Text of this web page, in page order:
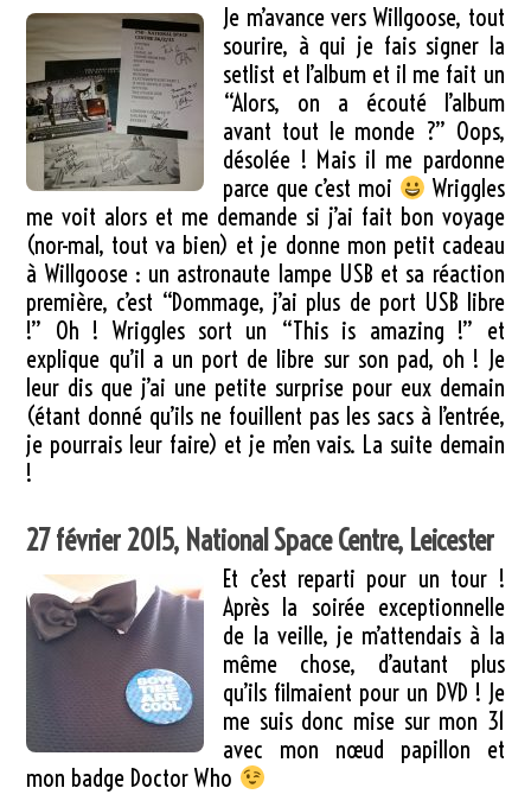
Je m’avance vers Willgoose, tout
sourire, à qui je fais signer la
setlist et l’album et il me fait un
“Alors, on a écouté l’album
avant tout le monde ?” Oops,
désolée ! Mais il me pardonne
parce que c’est moi
Wriggles
me voit alors et me demande si j’ai fait bon voyage
(nor-mal, tout va bien) et je donne mon petit cadeau
à Willgoose : un astronaute lampe USB et sa réaction
première, c’est “Dommage, j’ai plus de port USB libre
!” Oh ! Wriggles sort un “This is amazing !” et
explique qu’il a un port de libre sur son pad, oh ! Je
leur dis que j’ai une petite surprise pour eux demain
(étant donné qu’ils ne fouillent pas les sacs à l’entrée,
je pourrais leur faire) et je m’en vais. La suite demain
!
27 février 2015, National Space Centre, Leicester
Et c’est reparti pour un tour !
Après la soirée exceptionnelle
de la veille, je m’attendais à la
même chose, d’autant plus
qu’ils filmaient pour un DVD ! Je
me suis donc mise sur mon 31
avec mon nœud papillon et
mon badge Doctor Who